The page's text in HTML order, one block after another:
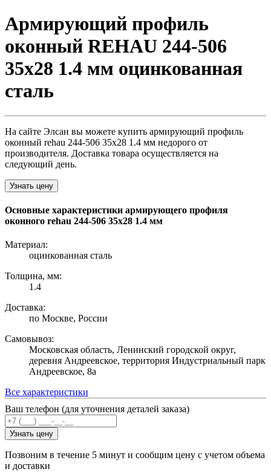
Армирующий профиль
оконный REHAU 244-506
35х28 1.4 мм оцинкованная
сталь
На сайте Элсан вы можете купить армирующий профиль
оконный rehau 244-506 35х28 1.4 мм недорого от
производителя. Доставка товара осуществляется на
следующий день.
Узнать цену
Основные характеристики армирующего профиля
оконного rehau 244-506 35х28 1.4 мм
Материал:
оцинкованная сталь
Толщина, мм:
1.4
Доставка:
по Москве, России
Самовывоз:
Московская область, Ленинский городской округ,
деревня Андреевское, территория Индустриальный парк
Андреевское, 8а
Все характеристики
Ваш телефон (для уточнения деталей заказа)
Узнать цену
Позвоним в течение 5 минут и сообщим цену с учетом объема
и доставки